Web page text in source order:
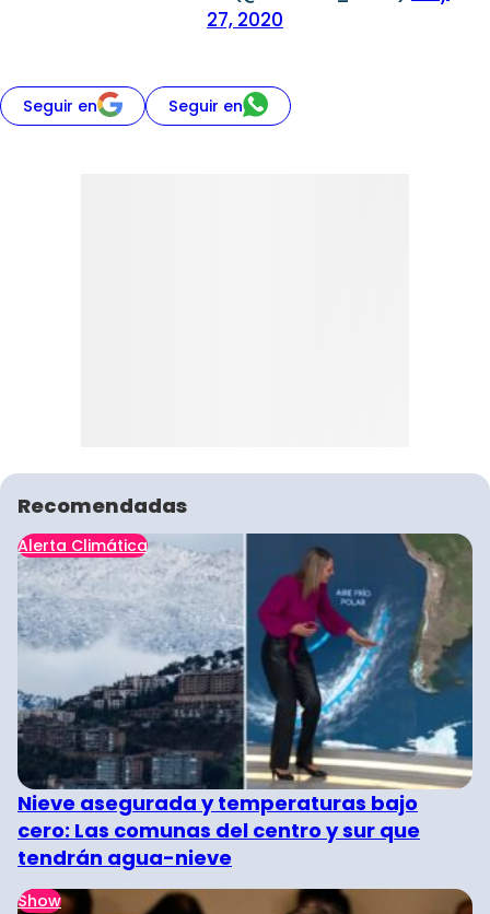
27, 2020
Seguir en Seguir en
Recomendadas
Alerta Climática
Nieve asegurada y temperaturas bajo
cero: Las comunas del centro y sur que
tendrán agua-nieve
Show